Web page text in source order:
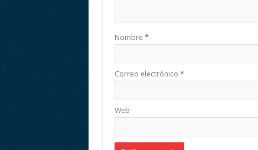
Nombre *
Correo electrónico *
Web